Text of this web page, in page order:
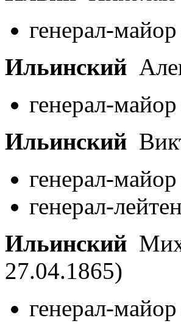
генерал-
Ильинский
генерал-
Ильинский
генерал-
генерал-
Ильинский
27.04.1865)
генерал-